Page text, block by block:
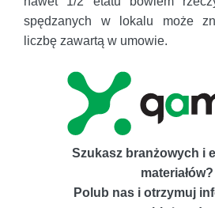
spędzanych w lokalu może
liczbę zawartą w umowie.
Szukasz branżowych i
materiałów?
Polub nas i otrzymuj